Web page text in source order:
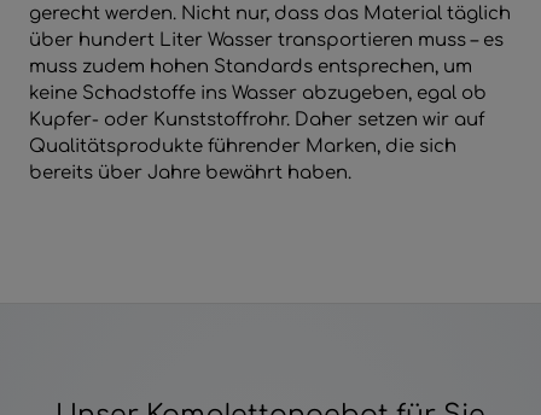
gerecht werden. Nicht nur, dass das Material täglich
über hundert Liter Wasser transportieren muss – es
muss zudem hohen Standards entsprechen, um
keine Schadstoffe ins Wasser abzugeben, egal ob
Kupfer- oder Kunststoffrohr. Daher setzen wir auf
Qualitätsprodukte führender Marken, die sich
bereits über Jahre bewährt haben.